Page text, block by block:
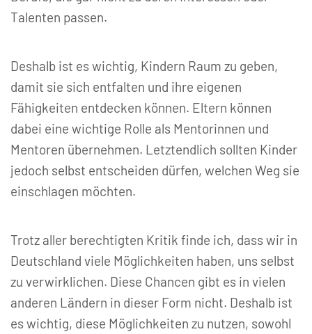
Talenten passen.
Deshalb ist es wichtig, Kindern Raum zu geben,
damit sie sich entfalten und ihre eigenen
Fähigkeiten entdecken können. Eltern können
dabei eine wichtige Rolle als Mentorinnen und
Mentoren übernehmen. Letztendlich sollten Kinder
jedoch selbst entscheiden dürfen, welchen Weg sie
einschlagen möchten.
Trotz aller berechtigten Kritik finde ich, dass wir in
Deutschland viele Möglichkeiten haben, uns selbst
zu verwirklichen. Diese Chancen gibt es in vielen
anderen Ländern in dieser Form nicht. Deshalb ist
es wichtig, diese Möglichkeiten zu nutzen, sowohl